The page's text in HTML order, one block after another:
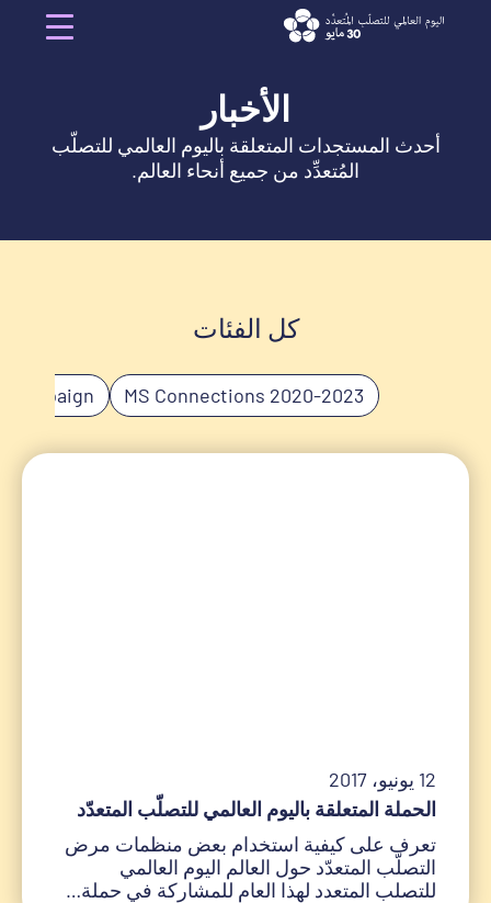
Menu
الأخبار
أحدث المستجدات المتعلقة باليوم العالمي للتصلّب
المُتعدِّد من جميع أنحاء العالم.
كل الفئات
2020-2023 MS Connections
Campaign
الحملة المتعلقة باليوم العالمي للتصلّب المتعدّد
12 يونيو، 2017
تعرف على كيفية استخدام بعض منظمات مرض
التصلّب المتعدّد حول العالم اليوم العالمي
للتصلب المتعدد لهذا العام للمشاركة في حملة…